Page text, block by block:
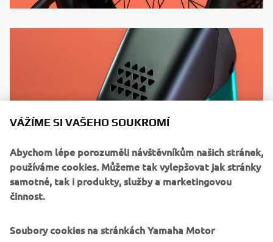
VÁŽÍME SI VAŠEHO SOUKROMÍ
Abychom lépe porozuměli návštěvníkům našich stránek,
používáme cookies. Můžeme tak vylepšovat jak stránky
samotné, tak i produkty, služby a marketingovou
činnost.
Soubory cookies na stránkách Yamaha Motor